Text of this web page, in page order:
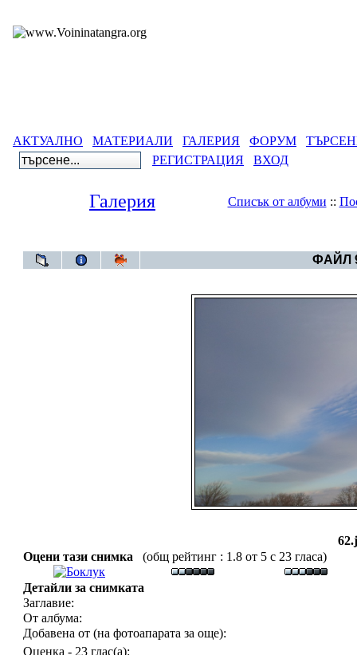
АКТУАЛНО МАТЕРИАЛИ ГАЛЕРИЯ ФОРУМ
РЕГИСТРАЦИЯ
ВХОД
Галерия Списък от албуми ::
ФАЙЛ
Оцени тази снимка
(общ рейтинг : 1.8 от 5 с 23 гласа)
Детайли за снимката
Заглавие:
От албума:
Добавена от (на фотоапарата за още):
Оценка - 23 глас(а):